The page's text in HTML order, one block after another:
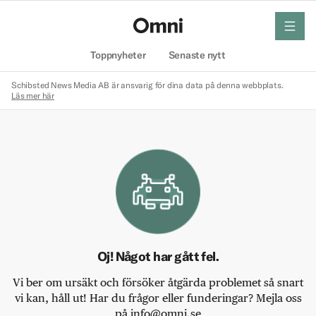
Toppnyheter Senaste nytt
meny
Schibsted News Media AB är ansvarig för dina data på denna webbplats.
Läs mer här
Oj! Något har gått fel.
Vi ber om ursäkt och försöker åtgärda problemet så snart
vi kan, håll ut! Har du frågor eller funderingar? Mejla oss